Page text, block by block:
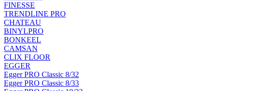
FINESSE
TRENDLINE PRO
CHATEAU
BINYLPRO
BONKEEL
CAMSAN
CLIX FLOOR
EGGER
Egger PRO Classic 8/32
Egger PRO Classic 8/33